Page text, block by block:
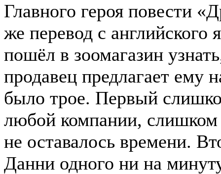
Главного героя повести
же перевод с
пошёл в зоомагазин
продавец предлагает ему
было трое. Первый
любой компании,
не оставалось времени.
Данни одного ни на